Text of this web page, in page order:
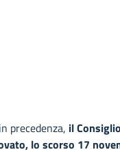
PROFESSIONALE
precedenza, il
lo scorso 17